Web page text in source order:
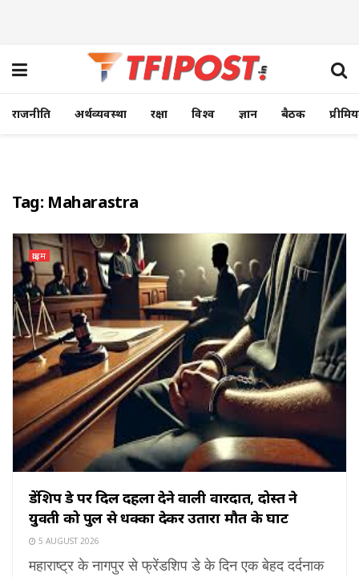
राजनीति अर्थव्यवस्था रक्षा विश्व ज्ञान बैठक
Tag: Maharastra
क्राइम
फ्रेंडशिप डे पर दिल दहला देने वाली वारदात, दोस्त ने
युवती को पुल से धक्का देकर उतारा मौत के घाट
5 AUGUST 2026
महाराष्ट्र के नागपुर से फ्रेंडशिप डे के दिन एक बेहद दर्दनाक